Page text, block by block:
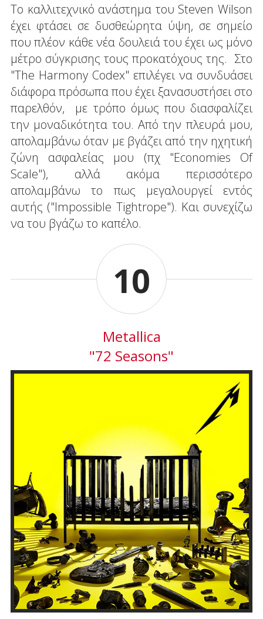
Το καλλιτεχνικό ανάστημα του Steven Wilson
έχει φτάσει σε δυσθεώρητα ύψη, σε σημείο
που πλέον κάθε νέα δουλειά του έχει ως μόνο
μέτρο σύγκρισης τους προκατόχους της. Στο
"The Harmony Codex" επιλέγει να συνδυάσει
διάφορα πρόσωπα που έχει ξανασυστήσει στο
παρελθόν, με τρόπο όμως που διασφαλίζει
την μοναδικότητα του. Από την πλευρά μου,
απολαμβάνω όταν με βγάζει από την ηχητική
ζώνη ασφαλείας μου (πχ "Economies Of
Scale"), αλλά ακόμα περισσότερο
απολαμβάνω το πως μεγαλουργεί εντός
αυτής ("Impossible Tightrope"). Και συνεχίζω
να του βγάζω το καπέλο.
10
Metallica
"72 Seasons"